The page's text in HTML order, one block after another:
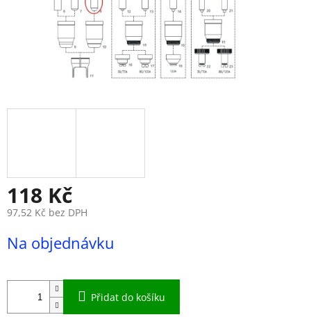
118 Kč
97,52 Kč bez DPH
cena:
Na objednávku
Přidat do košíku